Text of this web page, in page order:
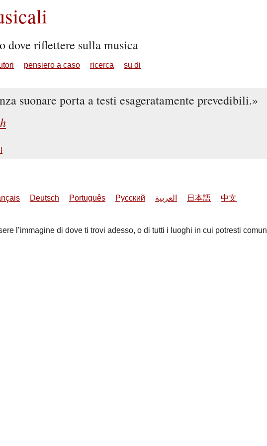
dove riflettere sulla musica
pensiero a caso ricerca su di
suonare porta a testi esageratamente prevedibili.
Deutsch Português Русский العربية 日本語 中文
l’immagine di dove ti trovi adesso, o di tutti i luoghi in cui potresti